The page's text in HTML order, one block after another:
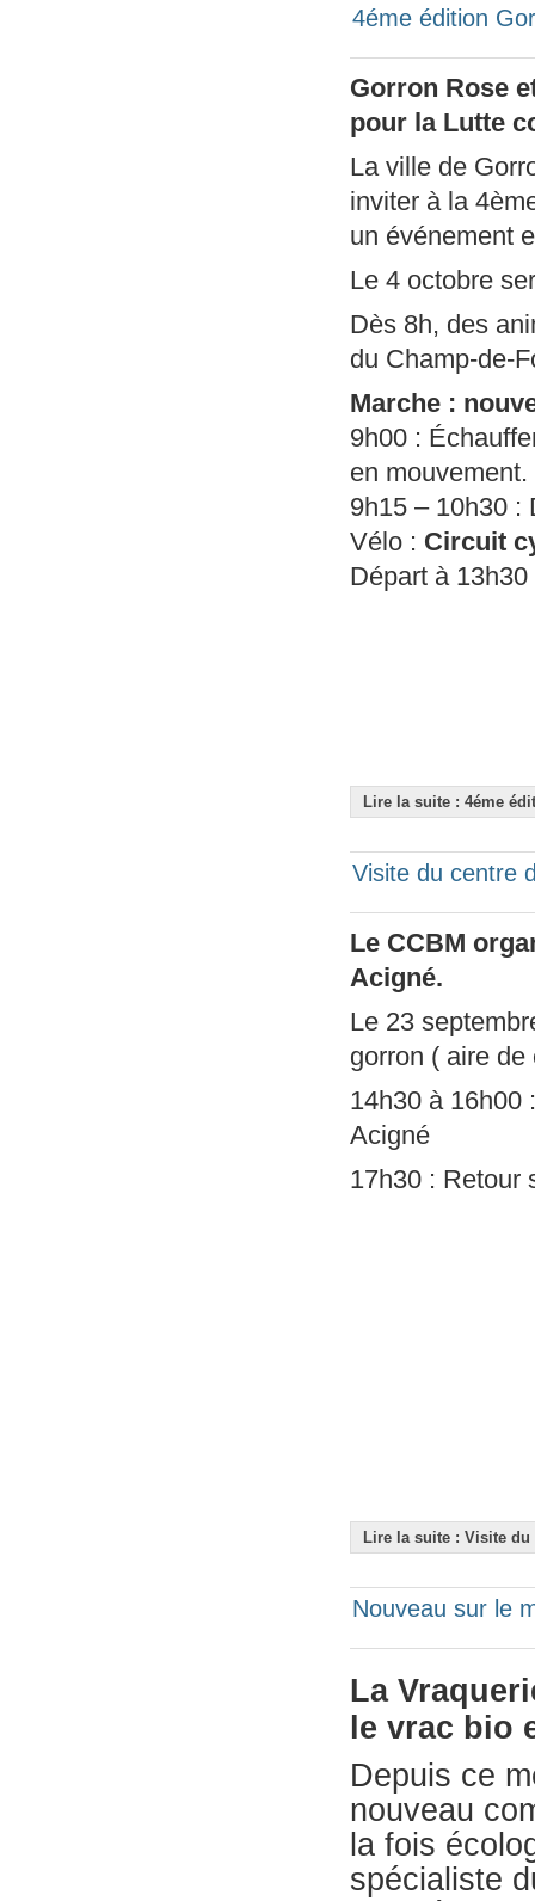
4éme édition
Gorron Rose
pour la Lutte
La ville de
inviter à la
un événement
Le 4 octobre
Dès 8h, des
du Champ-de-
Marche :
9h00 :
en mouvement.
9h15 – 10h30 :
Vélo : Circuit
Départ à
Lire la suite : 4éme
Visite du centre
Le CCBM
Acigné.
Le 23
gorron ( aire
14h30 à 16h00
Acigné
17h30 : Retour
Lire la suite : Visite
Nouveau sur le
La
le vrac bio
Depuis ce
nouveau
la fois
spécialiste